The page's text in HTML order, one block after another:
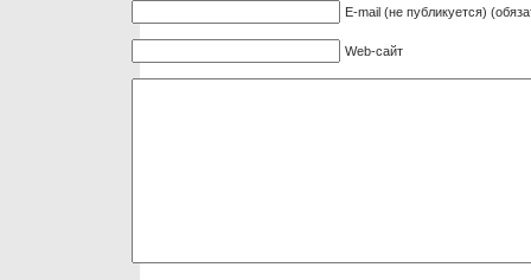
E-mail (не публикуется)
Web-сайт